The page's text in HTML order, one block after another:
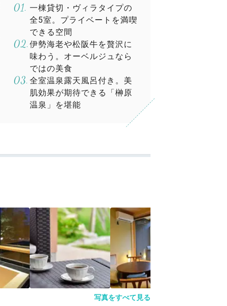
一棟貸切・ヴィラタイプの
全5室。プライベートを満喫
できる空間
伊勢海老や松阪牛を贅沢に
味わう。オーベルジュなら
ではの美食
全室温泉露天風呂付き。美
肌効果が期待できる「榊原
温泉」を堪能
写真をすべて見る